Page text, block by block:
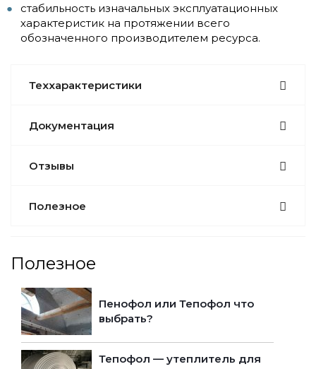
стабильность изначальных эксплуатационных
характеристик на протяжении всего
обозначенного производителем ресурса.
Теххарактеристики
Документация
Отзывы
Полезное
Полезное
Пенофол или Тепофол что
выбрать?
Тепофол — утеплитель для